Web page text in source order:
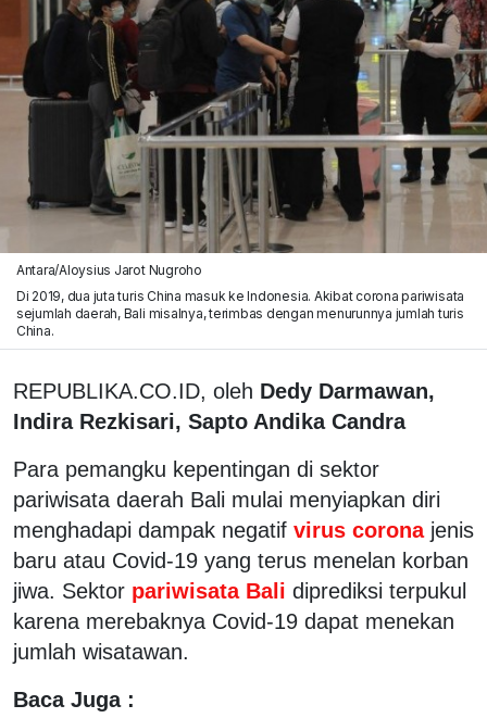
Antara/Aloysius Jarot Nugroho
Di 2019, dua juta turis China masuk ke Indonesia. Akibat corona pariwisata
sejumlah daerah, Bali misalnya, terimbas dengan menurunnya jumlah turis
China.
REPUBLIKA.CO.ID, oleh Dedy Darmawan,
Indira Rezkisari, Sapto Andika Candra
Para pemangku kepentingan di sektor
pariwisata daerah Bali mulai menyiapkan diri
menghadapi dampak negatif virus corona jenis
baru atau Covid-19 yang terus menelan korban
jiwa. Sektor pariwisata Bali diprediksi terpukul
karena merebaknya Covid-19 dapat menekan
jumlah wisatawan.
Baca Juga :